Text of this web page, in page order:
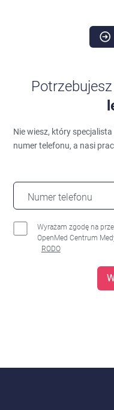
Nie wiesz, który
numer telefonu, a nasi
Numer telefonu
Wyrażam zgodę na
OpenMed Centrum
RODO